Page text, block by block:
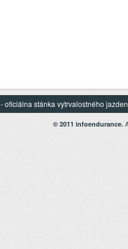
- oficiálna stánka vytrvalostného
© 2011 infoendurance.